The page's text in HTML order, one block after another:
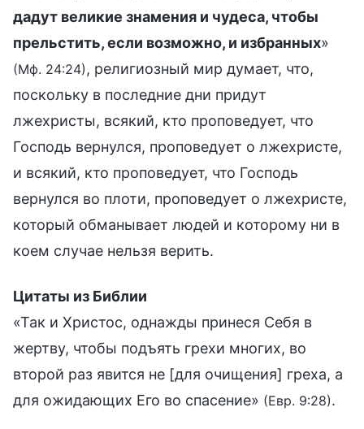
дадут великие знамения и чудеса, чтобы
прельстить, если возможно, и избранных»
(Мф. 24:24) , религиозный мир думает, что,
поскольку в последние дни придут
лжехристы, всякий, кто проповедует, что
Господь вернулся, проповедует о лжехристе,
и всякий, кто проповедует, что Господь
вернулся во плоти, проповедует о лжехристе,
который обманывает людей и которому ни в
коем случае нельзя верить.
Цитаты из Библии
«Так и Христос, однажды принеся Себя в
жертву, чтобы подъять грехи многих, во
второй раз явится не [для очищения] греха, а
для ожидающих Его во спасение» (Евр. 9:28).